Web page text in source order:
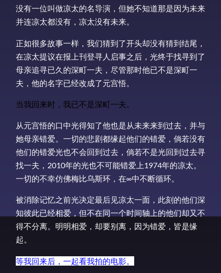
没有一位叫做凉太的名导演，但她不知道那是因为未来
并连凉太都没有，凉太没有未来。
正如很多故事一样，我们猜到了开头却没有猜到结尾，
在凉太提议在报上刊登寻人启事之后，光终于找寻到了
母亲追寻已久的深町一夫，尽管那时他已不是深町一
夫，他的名字已经改成了元宫悟。
当我回来时，我已不是深町一夫。
从元宫悟的口中光得知了他也是从未来来到过去，并与
她母亲错爱。一切的悲剧都缘起他们的错爱，倘若没有
他们的错爱光也不会回到过去，倘若不是光回到过去寻
找一夫，2010年的光也不可能错爱上1974年的凉太。
一切的不幸仿佛梅比乌斯环，在∞中不断循环。
被消除记忆之前光决定最后见凉太一面，此刻的他们深
知彼此已经相爱，但不在同一个时间轴上的他们却又不
得不分离。明明相爱，却要别离，因为错爱，皆是缘
起。
等我回来后，一起看我拍的电影。